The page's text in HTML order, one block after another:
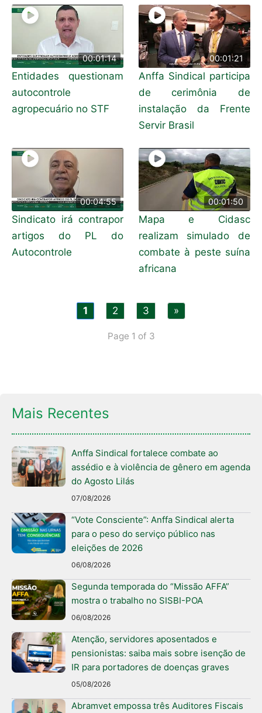
00:01:14
Entidades questionam
autocontrole
agropecuário no STF
00:01:21
Anffa Sindical participa
de cerimônia de
instalação da Frente
Servir Brasil
00:04:55
Sindicato irá contrapor
artigos do PL do
Autocontrole
00:01:50
Mapa e Cidasc
realizam simulado de
combate à peste suína
africana
1 2 3 »
Page 1 of 3
Mais Recentes
Anffa Sindical fortalece combate ao
assédio e à violência de gênero em agenda
do Agosto Lilás
07/08/2026
“Vote Consciente”: Anffa Sindical alerta
para o peso do serviço público nas
eleições de 2026
06/08/2026
Segunda temporada do “Missão AFFA”
mostra o trabalho no SISBI-POA
06/08/2026
Atenção, servidores aposentados e
pensionistas: saiba mais sobre isenção de
IR para portadores de doenças graves
05/08/2026
Abramvet empossa três Auditores Fiscais